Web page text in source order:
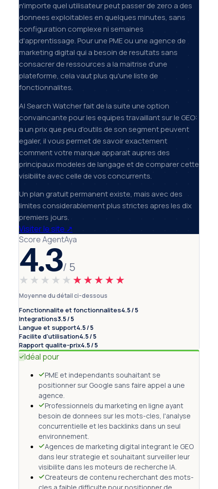
n'importe quel utilisateur peut passer de zero a des
donnees exploitables en quelques minutes, sans
configuration complexe ni semaines
d'apprentissage. Pour une PME ou une agence de
marketing digital qui a besoin de resultats sans
consacrer de ressources a la maitrise d'une
plateforme, cela vaut plus qu'une liste de
fonctionnalites.
AI Search Watcher fait de la suite une option
convaincante pour les equipes travaillant sur le GEO:
a un prix que peu d'outils de son segment peuvent
egaler, il vous permet de savoir exactement
comment votre marque apparait aupres des
principaux modeles de langage et de comparer cette
visibilite avec celle de vos concurrents.
Un plan gratuit permanent existe, mais avec des
limites considerablement plus strictes apres les dix
premiers jours.
Visiter le site ↗
Score AgentAya
4.3/ 5
★★★★★ ★★★★★
Moyenne du détail ci-dessous
Fonctionnalite et fonctionnalites4.5 / 5
Integrations3.5 / 5
Langue et support4.5 / 5
Facilite d'utilisation4.5 / 5
Rapport qualite-prix4.5 / 5
Idéal pour
PME et independants souhaitant se
positionner sur Google sans faire appel a une
agence.
Professionnels du marketing en ligne ayant
besoin de donnees sur les mots-cles, l'analyse
concurrentielle et les backlinks dans un seul
environnement.
Agences de marketing digital integrant le GEO
dans leur strategie et souhaitant surveiller leur
visibilite dans les moteurs de recherche IA.
Createurs de contenu recherchant des mots-